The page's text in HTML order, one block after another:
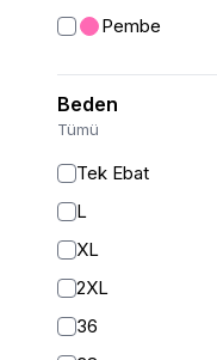
Mont
Kız Çocuk Elbise
Kız Çocuk Giyim
Panço
Kaban
Tam Kapalı Mayo
Yarım Kapalı Mayo
Pembe
Beden
Tümü
Tek Ebat
L
XL
2XL
36